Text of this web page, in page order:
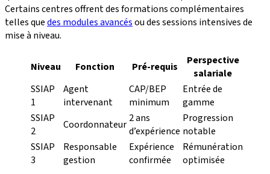
Certains centres offrent des formations complémentaires
telles quedes modules avancésou des sessions intensives de
mise à niveau.
Niveau Fonction Pré-requis
Perspective
salariale
SSIAP
1
Agent
intervenant
CAP/BEP
minimum
Entrée de
gamme
SSIAP
2
Coordonnateur 2 ans
d’expérience
Progression
notable
SSIAP
3
Responsable
gestion
Expérience
confirmée
Rémunération
optimisée